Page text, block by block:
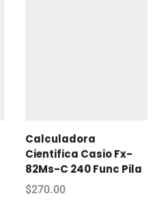
Calculadora
Cientifica Casio Fx-
82Ms-C 240 Func Pila
$270.00